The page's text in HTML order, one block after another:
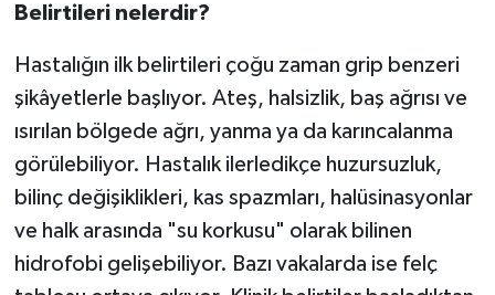
Belirtileri nelerdir?
Hastalığın ilk belirtileri çoğu zaman grip benzeri
şikâyetlerle başlıyor. Ateş, halsizlik, baş ağrısı ve
ısırılan bölgede ağrı, yanma ya da karıncalanma
görülebiliyor. Hastalık ilerledikçe huzursuzluk,
bilinç değişiklikleri, kas spazmları, halüsinasyonlar
ve halk arasında "su korkusu" olarak bilinen
hidrofobi gelişebiliyor. Bazı vakalarda ise felç